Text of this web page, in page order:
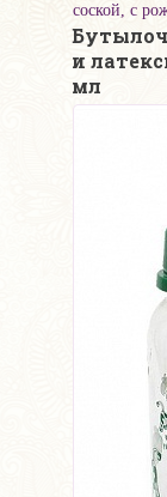
соской, с
и
мл